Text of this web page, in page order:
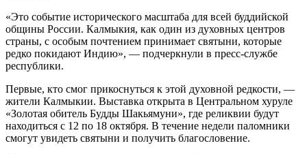
«Это событие исторического масштаба для всей буддийской
общины России. Калмыкия, как один из духовных центров
страны, с особым почтением принимает святыни, которые
редко покидают Индию», — подчеркнули в пресс-службе
республики.
Первые, кто смог прикоснуться к этой духовной редкости, —
жители Калмыкии. Выставка открыта в Центральном хуруле
«Золотая обитель Будды Шакьямуни», где реликвии будут
находиться с 12 по 18 октября. В течение недели паломники
смогут увидеть святыни и получить благословение.